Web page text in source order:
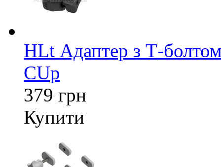
HLt Адаптер з Т-
CUp
379 грн
Купити